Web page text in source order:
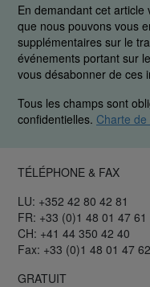
En demandant cet
que nous pouvons vous
supplémentaires sur le
événements portant sur
vous désabonner de ces
Tous les champs sont
confidentielles. Charte
TÉLÉPHONE & FAX
LU: +352 42 80 42 81
FR: +33 (0)1 48 01 47 61
CH: +41 44 350 42 40
Fax: +33 (0)1 48 01 47 62
GRATUIT